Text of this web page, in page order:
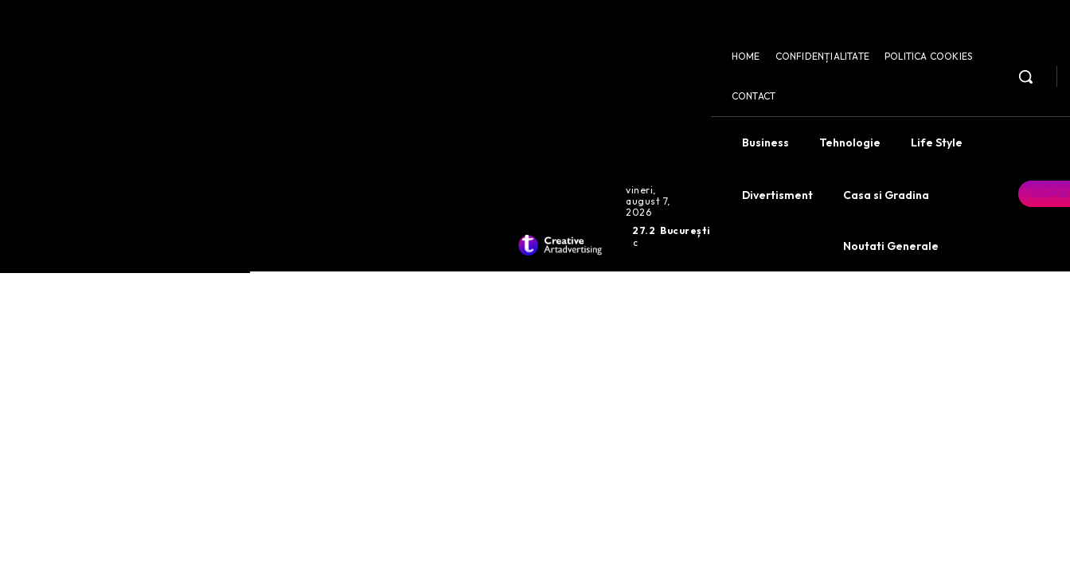
vineri,
august 7,
2026
27.2
C
București
HOME CONFIDENȚIALITATE POLITICA COOKIES
CONTACT
Business Tehnologie Life Style
Divertisment Casa si Gradina
Noutati Generale